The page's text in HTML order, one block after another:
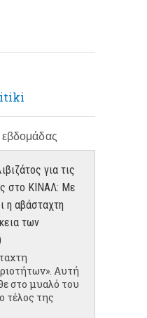
για τις
στο ΚΙΝΑΛ: Με
η αβάσταχτη
των
Αυτή
στο μυαλό του
τέλος της